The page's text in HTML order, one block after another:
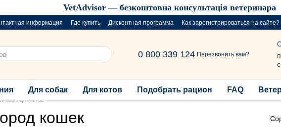
VetAdvisor — безкоштовна консультація ветеринара
информация Где купить Дисконтная программа Как зарегистрироваться на сайте?
0 800 339 124 Перезвонить вам?
Для собак Для котов Подобрать рацион FAQ
корм для котов
кошек